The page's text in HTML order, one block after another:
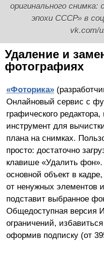
оригинального
эпохи СССР» в
vk.com/
Удаление и
фотографиях
«Фоторика»
Онлайновый сервис с
графического
инструмент для
плана на снимках.
просто: достаточно
клавише «Удалить
основной объект в
от ненужных элементов
подставит выбранное
Общедоступная версия
ограничений,
оформив подписку (от